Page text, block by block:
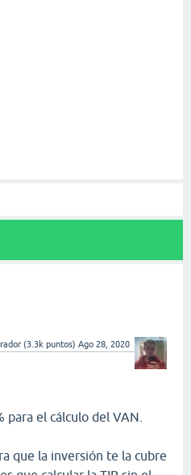
(3.3k puntos) Ago 28, 2020
para el cálculo del VAN.
que la inversión te la cubre